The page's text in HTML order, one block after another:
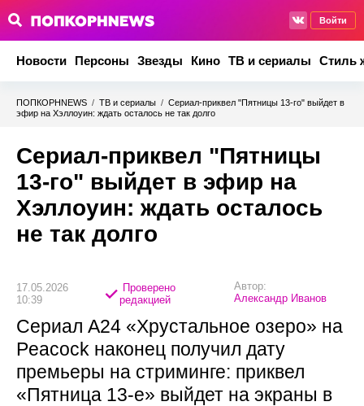
Войти
Новости Персоны Звезды Кино ТВ и сериалы Стиль
ПОПКОРНNEWS / ТВ и сериалы / Сериал-приквел "Пятницы 13-го" выйдет в
эфир на Хэллоуин: ждать осталось не так долго
Сериал-приквел "Пятницы
13-го" выйдет в эфир на
Хэллоуин: ждать осталось
не так долго
17.05.2026
10:39
Проверено
редакцией
Автор:
Александр Иванов
Сериал A24 «Хрустальное озеро» на
Peacock наконец получил дату
премьеры на стриминге: приквел
«Пятница 13-е» выйдет на экраны в